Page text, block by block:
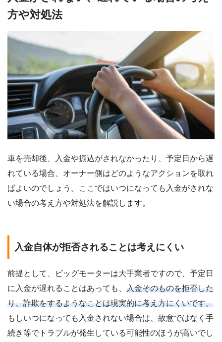
方や対処法
車を売却後、入金や振込がされなかったり、予定日から遅
れている場合、オーナー側はどのようなアクションを取れ
ばよいのでしょう。ここではいつになっても入金がされな
い場合の考え方や対処法を解説します。
入金自体が拒否されることは考えにくい
前提として、ビッグモーターは大手業者ですので、予定日
に入金が遅れることはあっても、 入金そのものを拒否した
り、詐欺をするようなことは現実的に考え方にくいです。
もしいつになっても入金されない場合は、故意ではなく手
続き等でトラブルが発生している可能性のほうが高いでし